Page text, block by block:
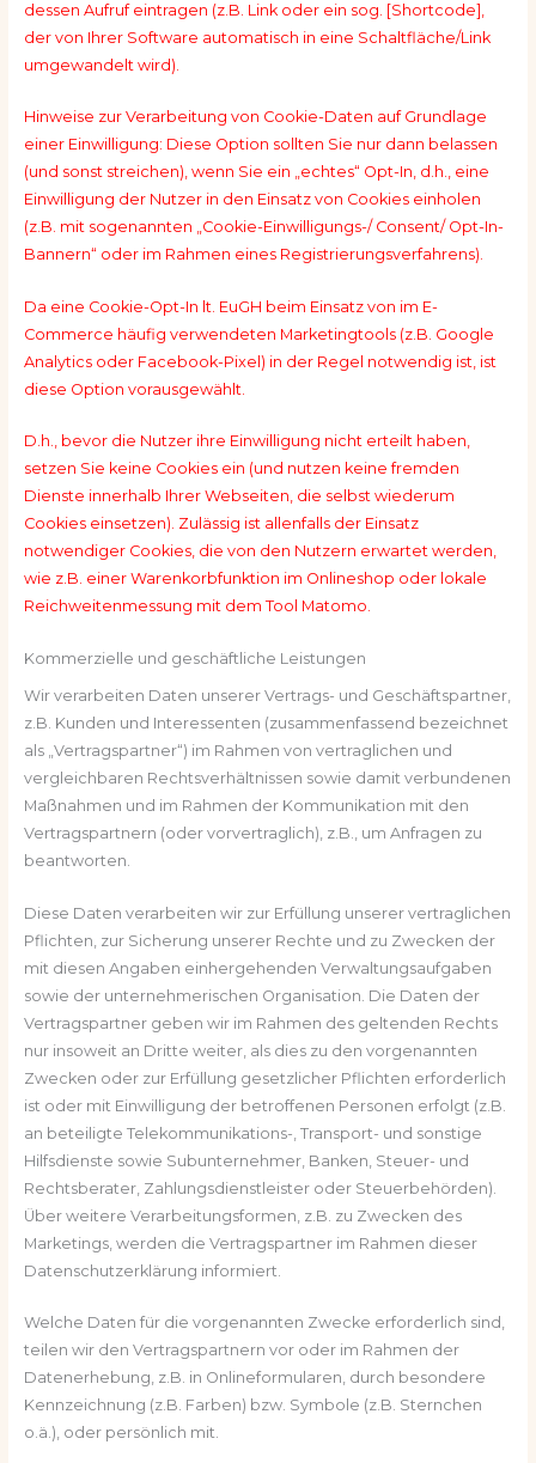
dessen Aufruf eintragen (z.B. Link oder ein sog. [Shortcode],
der von Ihrer Software automatisch in eine Schaltfläche/Link
umgewandelt wird).
Hinweise zur Verarbeitung von Cookie-Daten auf Grundlage
einer Einwilligung: Diese Option sollten Sie nur dann belassen
(und sonst streichen), wenn Sie ein „echtes“ Opt-In, d.h., eine
Einwilligung der Nutzer in den Einsatz von Cookies einholen
(z.B. mit sogenannten „Cookie-Einwilligungs-/ Consent/ Opt-In-
Bannern“ oder im Rahmen eines Registrierungsverfahrens).
Da eine Cookie-Opt-In lt. EuGH beim Einsatz von im E-
Commerce häufig verwendeten Marketingtools (z.B. Google
Analytics oder Facebook-Pixel) in der Regel notwendig ist, ist
diese Option vorausgewählt.
D.h., bevor die Nutzer ihre Einwilligung nicht erteilt haben,
setzen Sie keine Cookies ein (und nutzen keine fremden
Dienste innerhalb Ihrer Webseiten, die selbst wiederum
Cookies einsetzen). Zulässig ist allenfalls der Einsatz
notwendiger Cookies, die von den Nutzern erwartet werden,
wie z.B. einer Warenkorbfunktion im Onlineshop oder lokale
Reichweitenmessung mit dem Tool Matomo.
Kommerzielle und geschäftliche Leistungen
Wir verarbeiten Daten unserer Vertrags- und Geschäftspartner,
z.B. Kunden und Interessenten (zusammenfassend bezeichnet
als „Vertragspartner“) im Rahmen von vertraglichen und
vergleichbaren Rechtsverhältnissen sowie damit verbundenen
Maßnahmen und im Rahmen der Kommunikation mit den
Vertragspartnern (oder vorvertraglich), z.B., um Anfragen zu
beantworten.
Diese Daten verarbeiten wir zur Erfüllung unserer vertraglichen
Pflichten, zur Sicherung unserer Rechte und zu Zwecken der
mit diesen Angaben einhergehenden Verwaltungsaufgaben
sowie der unternehmerischen Organisation. Die Daten der
Vertragspartner geben wir im Rahmen des geltenden Rechts
nur insoweit an Dritte weiter, als dies zu den vorgenannten
Zwecken oder zur Erfüllung gesetzlicher Pflichten erforderlich
ist oder mit Einwilligung der betroffenen Personen erfolgt (z.B.
an beteiligte Telekommunikations-, Transport- und sonstige
Hilfsdienste sowie Subunternehmer, Banken, Steuer- und
Rechtsberater, Zahlungsdienstleister oder Steuerbehörden).
Über weitere Verarbeitungsformen, z.B. zu Zwecken des
Marketings, werden die Vertragspartner im Rahmen dieser
Datenschutzerklärung informiert.
Welche Daten für die vorgenannten Zwecke erforderlich sind,
teilen wir den Vertragspartnern vor oder im Rahmen der
Datenerhebung, z.B. in Onlineformularen, durch besondere
Kennzeichnung (z.B. Farben) bzw. Symbole (z.B. Sternchen
o.ä.), oder persönlich mit.